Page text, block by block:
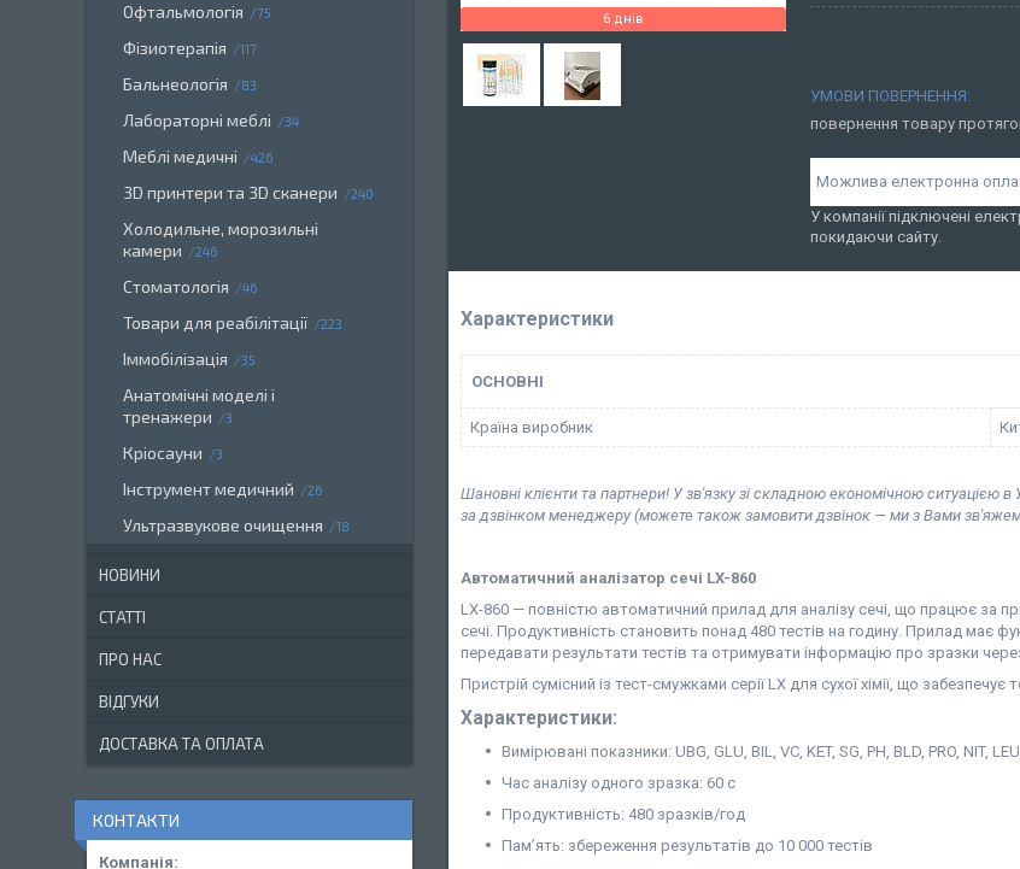
6 днів
повернення товару
У компанії підключені
покидаючи сайту.
Характеристики
ОСНОВНІ
Країна виробник
Шановні клієнти та партнери! У зв'язку зі складною економічною ситуацією
за дзвінком менеджеру (можете також замовити дзвінок — ми з Вами
Автоматичний аналізатор сечі LX-860
LX-860 — повністю автоматичний прилад для аналізу сечі, що працює за
сечі. Продуктивність становить понад 480 тестів на годину. Прилад має
передавати результати тестів та отримувати інформацію про зразки
Пристрій сумісний із тест-смужками серії LX для сухої хімії, що
Характеристики:
Вимірювані показники: UBG, GLU, BIL, VC, KET, SG, PH, BLD, PRO, NIT,
Час аналізу одного зразка: 60 с
Продуктивність: 480 зразків/год
Пам’ять: збереження результатів до 10 000 тестів
Офтальмологія 75
Фізиотерапія 117
Бальнеологія 83
Лабораторні меблі 34
Меблі медичні 426
3D принтери та 3D сканери 240
Холодильне, морозильні
камери
246
Стоматологія 46
Товари для реабілітації 223
Іммобілізація 35
Анатомічні моделі і
тренажери
3
Кріосауни 3
Інструмент медичний 26
Ультразвукове очищення 18
НОВИНИ
СТАТТІ
ПРО НАС
ВІДГУКИ
ДОСТАВКА ТА ОПЛАТА
КОНТАКТИ